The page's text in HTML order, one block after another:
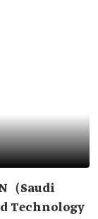
（Saudi
Technology